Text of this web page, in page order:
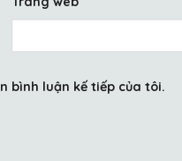
bình luận kế tiếp của tôi.